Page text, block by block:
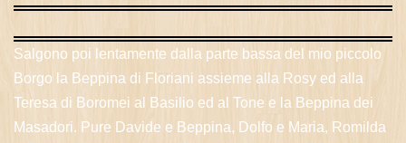
Salgono poi lentamente dalla parte bassa del mio piccolo
Borgo la Beppina di Floriani assieme alla Rosy ed alla
Teresa di Boromei al Basilio ed al Tone e la Beppina dei
Masadori. Pure Davide e Beppina, Dolfo e Maria, Romilda